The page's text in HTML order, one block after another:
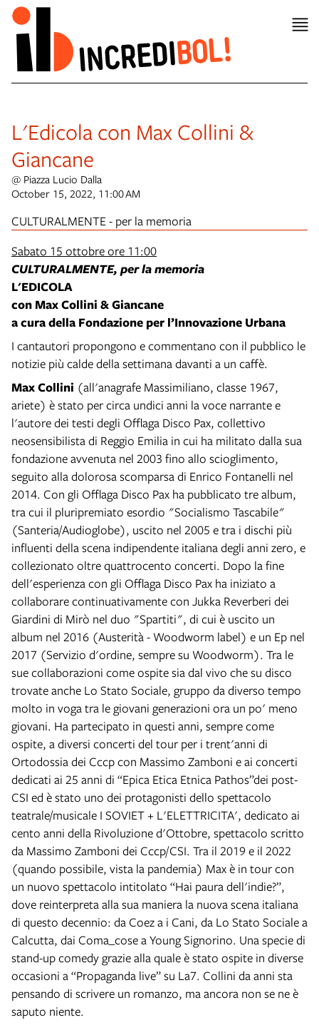
L'Edicola con Max Collini &
Giancane
@ Piazza Lucio Dalla
October 15, 2022, 11:00 AM
CULTURALMENTE - per la memoria
Sabato 15 ottobre ore 11:00
CULTURALMENTE, per la memoria
L'EDICOLA
con Max Collini & Giancane
a cura della Fondazione per l’Innovazione Urbana
I cantautori propongono e commentano con il pubblico le
notizie più calde della settimana davanti a un caffè.
Max Collini (all'anagrafe Massimiliano, classe 1967,
ariete) è stato per circa undici anni la voce narrante e
l'autore dei testi degli Offlaga Disco Pax, collettivo
neosensibilista di Reggio Emilia in cui ha militato dalla sua
fondazione avvenuta nel 2003 fino allo scioglimento,
seguito alla dolorosa scomparsa di Enrico Fontanelli nel
2014. Con gli Offlaga Disco Pax ha pubblicato tre album,
tra cui il pluripremiato esordio "Socialismo Tascabile"
(Santeria/Audioglobe), uscito nel 2005 e tra i dischi più
influenti della scena indipendente italiana degli anni zero, e
collezionato oltre quattrocento concerti. Dopo la fine
dell'esperienza con gli Offlaga Disco Pax ha iniziato a
collaborare continuativamente con Jukka Reverberi dei
Giardini di Mirò nel duo "Spartiti", di cui è uscito un
album nel 2016 (Austerità - Woodworm label) e un Ep nel
2017 (Servizio d'ordine, sempre su Woodworm). Tra le
sue collaborazioni come ospite sia dal vivo che su disco
trovate anche Lo Stato Sociale, gruppo da diverso tempo
molto in voga tra le giovani generazioni ora un po' meno
giovani. Ha partecipato in questi anni, sempre come
ospite, a diversi concerti del tour per i trent'anni di
Ortodossia dei Cccp con Massimo Zamboni e ai concerti
dedicati ai 25 anni di “Epica Etica Etnica Pathos”dei post-
CSI ed è stato uno dei protagonisti dello spettacolo
teatrale/musicale I SOVIET + L'ELETTRICITA', dedicato ai
cento anni della Rivoluzione d'Ottobre, spettacolo scritto
da Massimo Zamboni dei Cccp/CSI. Tra il 2019 e il 2022
(quando possibile, vista la pandemia) Max è in tour con
un nuovo spettacolo intitolato “Hai paura dell'indie?”,
dove reinterpreta alla sua maniera la nuova scena italiana
di questo decennio: da Coez a i Cani, da Lo Stato Sociale a
Calcutta, dai Coma_cose a Young Signorino. Una specie di
stand-up comedy grazie alla quale è stato ospite in diverse
occasioni a “Propaganda live” su La7. Collini da anni sta
pensando di scrivere un romanzo, ma ancora non se ne è
saputo niente.